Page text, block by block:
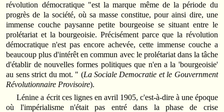
révolution démocratique "est la marque même de la période du
progrès de la société, où sa masse constitue, pour ainsi dire, une
immense couche paysanne petite bourgeoise se situant entre le
prolétariat et la bourgeoisie. Précisément parce que la révolution
démocratique n'est pas encore achevée, cette immense couche a
beaucoup plus d'intérêt en commun avec le prolétariat dans la tâche
d'établir de nouvelles formes politiques que n'en a la 'bourgeoisie'
au sens strict du mot. " (La Sociale Democratie et le Gouvernment
Révolutionnaire Provisoire).
Lénine a écrit ces lignes en avril 1905, c'est-à-dire à une époque
où l'impérialisme n'était pas entré dans la phase de crise